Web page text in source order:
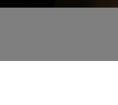
pour « trafic